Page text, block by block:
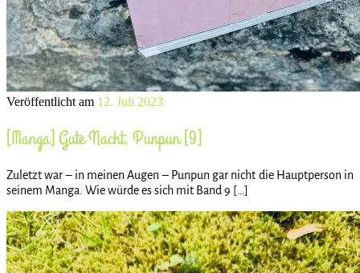
Veröffentlicht am 12. Juli 2023
[Manga] Gute Nacht, Punpun [9]
Zuletzt war – in meinen Augen – Punpun gar nicht die Hauptperson in
seinem Manga. Wie würde es sich mit Band 9 […]